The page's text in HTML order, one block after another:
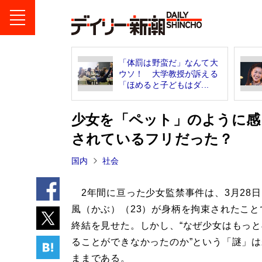
「体罰は野蛮だ」なんて大
ウソ！ 大学教授が訴える
「ほめると子どもはダ...
少女を「ペット」のように
されているフリだった？
国内 社会
2年間に亘った少女監禁事件は、3月28
風（かぶ）（23）が身柄を拘束されたこ
終結を見せた。しかし、“なぜ少女はもっ
ることができなかったのか”という「謎」
ままである。